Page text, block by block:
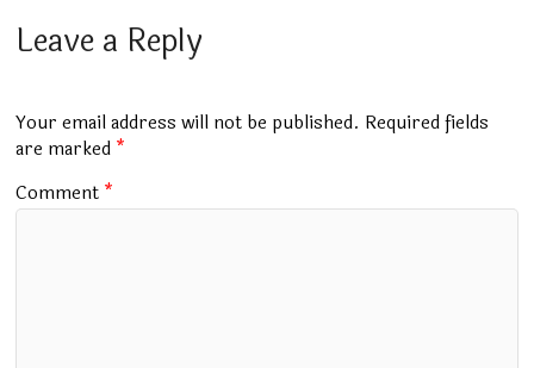
b
o
k
s
p
p
bl er
m
Leave a Reply
Your email address will not be published. Required fields
are marked *
Comment *